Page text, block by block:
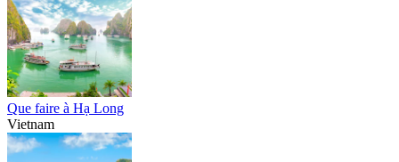
Que faire à Hạ Long
Vietnam